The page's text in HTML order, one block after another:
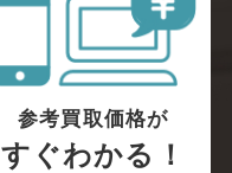
参考買取価格が
すぐわかる！